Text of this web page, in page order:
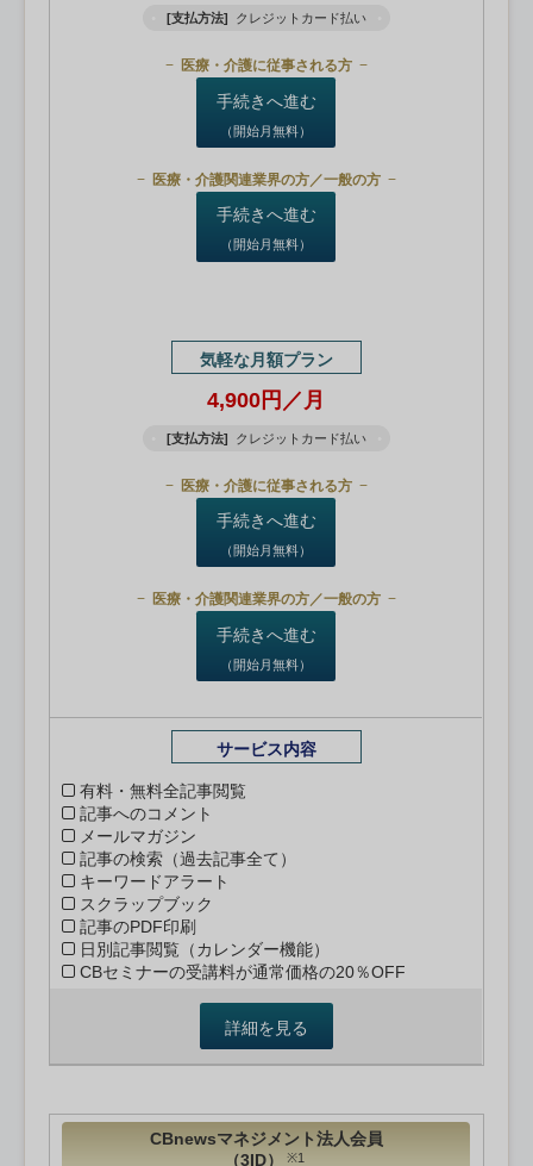
[支払方法] クレジットカード払い
医療・介護に従事される方
手続きへ進む
（開始月無料）
医療・介護関連業界の方／一般の方
手続きへ進む
（開始月無料）
気軽な月額プラン
4,900円／月
[支払方法] クレジットカード払い
医療・介護に従事される方
手続きへ進む
（開始月無料）
医療・介護関連業界の方／一般の方
手続きへ進む
（開始月無料）
サービス内容
有料・無料全記事閲覧
記事へのコメント
メールマガジン
記事の検索（過去記事全て）
キーワードアラート
スクラップブック
記事のPDF印刷
日別記事閲覧（カレンダー機能）
CBセミナーの受講料が通常価格の20％OFF
詳細を見る
CBnewsマネジメント法人会員
（3ID）
※1